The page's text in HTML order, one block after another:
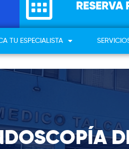
RESERVA
TU ESPECIALISTA